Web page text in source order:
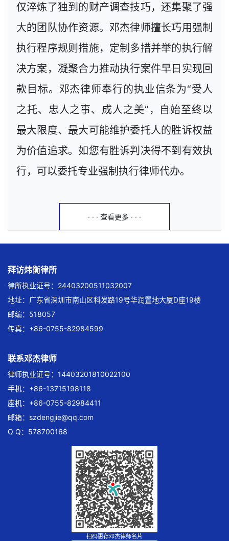
仅淬炼了独到的财产调查技巧，还集聚了强
大的团队协作资源。邓杰律师擅长巧用强制
执行程序规则措施，定制多措并举的执行解
决方案，凝聚合力推动执行案件早日实现回
款目标。邓杰律师奉行的执业信条为“受人
之托、忠人之事、成人之美”，自始至终以
最大限度、最大可能维护委托人的胜诉权益
为价值追求。如您有胜诉判决得不到有效执
行，可以委托专业强制执行律师代办。
· · · 查看更多 · · ·
拜访炜衡律所
律所执业证号：24403200511032007
地址：广东省深圳市南山区科发路19号华润置地大厦D座19楼
邮编：518057
传真：+86-0755-82984599
联系邓杰律师
律师执业证号：14403201810022100
手机：+86-13715198118
座机：+86-0755-82984411
邮箱： szdengjie@qq.com
Q Q：578700168
扫码惠存邓杰律师名片